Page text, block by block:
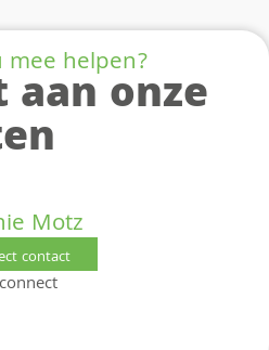
helpen?onze
Motz
contact